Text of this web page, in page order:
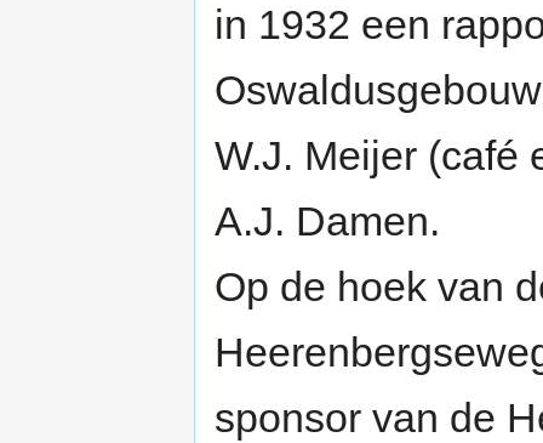
in 1932 een
W.J. Meijer (café
A.J. Damen.
Op de hoek van
sponsor van de